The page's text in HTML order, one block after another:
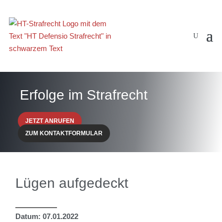
Erfolge im Strafrecht
JETZT ANRUFEN
ZUM KONTAKTFORMULAR
Lügen aufgedeckt
Datum: 07.01.2022